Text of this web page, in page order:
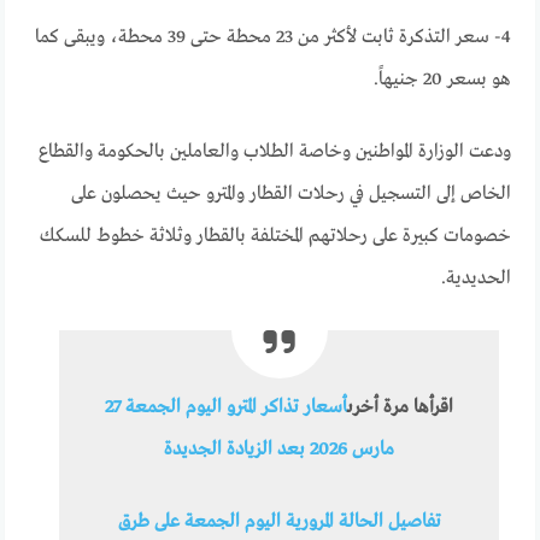
4- سعر التذكرة ثابت لأكثر من 23 محطة حتى 39 محطة، ويبقى كما
هو بسعر 20 جنيهاً.
ودعت الوزارة المواطنين وخاصة الطلاب والعاملين بالحكومة والقطاع
الخاص إلى التسجيل في رحلات القطار والمترو حيث يحصلون على
خصومات كبيرة على رحلاتهم المختلفة بالقطار وثلاثة خطوط للسكك
الحديدية.
اقرأها مرة أخرى
أسعار تذاكر المترو اليوم الجمعة 27
مارس 2026 بعد الزيادة الجديدة
تفاصيل الحالة المرورية اليوم الجمعة على طرق